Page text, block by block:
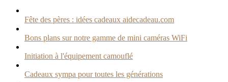
Fête des pères : idées cadeaux aidecadeau.com
Bons plans sur notre gamme de mini caméras WiFi
Initiation à l'équipement camouflé
Cadeaux sympa pour toutes les générations